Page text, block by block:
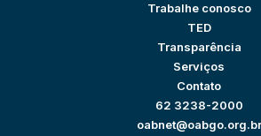
Trabalhe conosco
TED
Transparência
Serviços
Contato
62 3238-2000
oabnet@oabgo.org.br